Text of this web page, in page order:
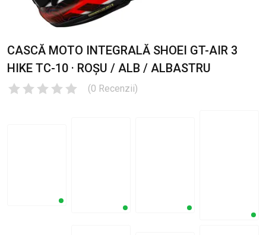
CASCĂ MOTO INTEGRALĂ SHOEI GT-AIR 3
HIKE TC-10 · ROȘU / ALB / ALBASTRU
(0 Recenzii)